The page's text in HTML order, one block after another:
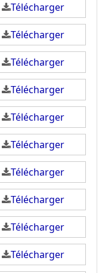
Télécharger
Télécharger
Télécharger
Télécharger
Télécharger
Télécharger
Télécharger
Télécharger
Télécharger
Télécharger